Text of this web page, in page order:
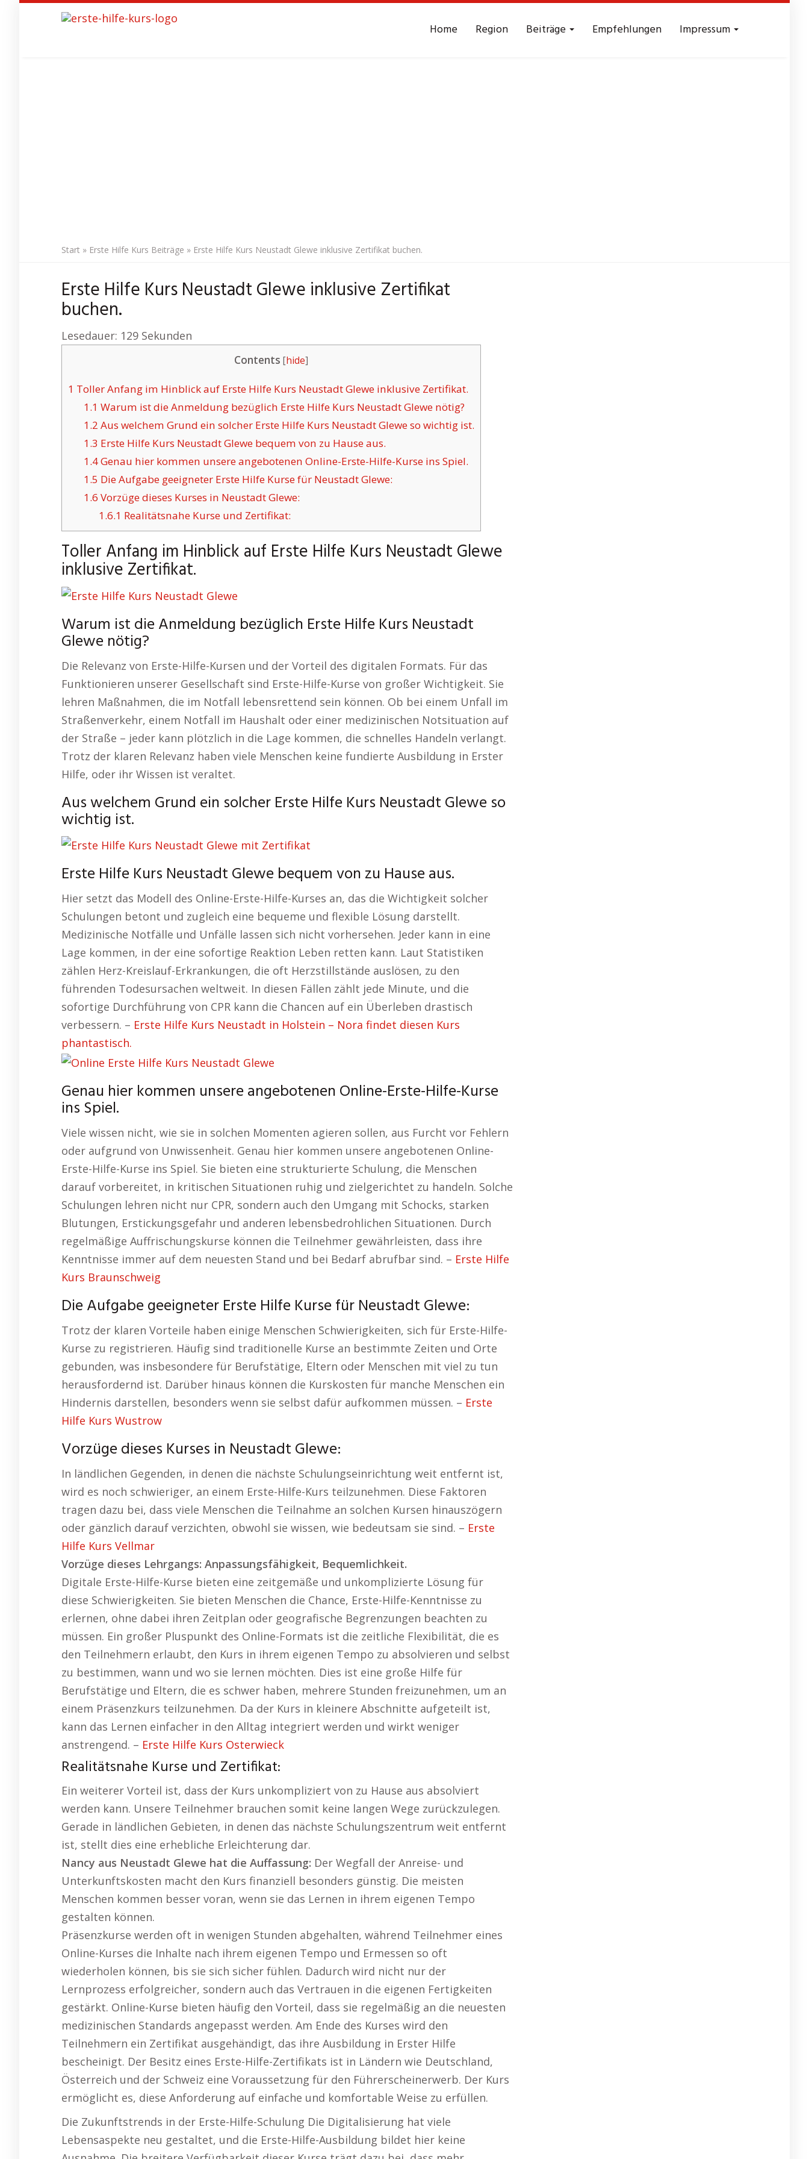
Home Region Beiträge Empfehlungen Impressum
Start » Erste Hilfe Kurs Beiträge » Erste Hilfe Kurs Neustadt Glewe inklusive Zertifikat buchen.
Erste Hilfe Kurs Neustadt Glewe inklusive Zertifikat
buchen.
Lesedauer: 129 Sekunden
Contents [hide]
1 Toller Anfang im Hinblick auf Erste Hilfe Kurs Neustadt Glewe inklusive Zertifikat.
1.1 Warum ist die Anmeldung bezüglich Erste Hilfe Kurs Neustadt Glewe nötig?
1.2 Aus welchem Grund ein solcher Erste Hilfe Kurs Neustadt Glewe so wichtig ist.
1.3 Erste Hilfe Kurs Neustadt Glewe bequem von zu Hause aus.
1.4Genau hier kommen unsere angebotenen Online-Erste-Hilfe-Kurse ins Spiel.
1.5 Die Aufgabe geeigneter Erste Hilfe Kurse für Neustadt Glewe:
1.6 Vorzüge dieses Kurses in Neustadt Glewe:
1.6.1 Realitätsnahe Kurse und Zertifikat:
Toller Anfang im Hinblick auf Erste Hilfe Kurs Neustadt Glewe
inklusive Zertifikat.
Warum ist die Anmeldung bezüglich Erste Hilfe Kurs Neustadt
Glewe nötig?
Die Relevanz von Erste-Hilfe-Kursen und der Vorteil des digitalen Formats. Für das
Funktionieren unserer Gesellschaft sind Erste-Hilfe-Kurse von großer Wichtigkeit. Sie
lehren Maßnahmen, die im Notfall lebensrettend sein können. Ob bei einem Unfall im
Straßenverkehr, einem Notfall im Haushalt oder einer medizinischen Notsituation auf
der Straße – jeder kann plötzlich in die Lage kommen, die schnelles Handeln verlangt.
Trotz der klaren Relevanz haben viele Menschen keine fundierte Ausbildung in Erster
Hilfe, oder ihr Wissen ist veraltet.
Aus welchem Grund ein solcher Erste Hilfe Kurs Neustadt Glewe so
wichtig ist.
Erste Hilfe Kurs Neustadt Glewe bequem von zu Hause aus.
Hier setzt das Modell des Online-Erste-Hilfe-Kurses an, das die Wichtigkeit solcher
Schulungen betont und zugleich eine bequeme und flexible Lösung darstellt.
Medizinische Notfälle und Unfälle lassen sich nicht vorhersehen. Jeder kann in eine
Lage kommen, in der eine sofortige Reaktion Leben retten kann. Laut Statistiken
zählen Herz-Kreislauf-Erkrankungen, die oft Herzstillstände auslösen, zu den
führenden Todesursachen weltweit. In diesen Fällen zählt jede Minute, und die
sofortige Durchführung von CPR kann die Chancen auf ein Überleben drastisch
verbessern. – Erste Hilfe Kurs Neustadt in Holstein – Nora findet diesen Kurs
phantastisch.
Genau hier kommen unsere angebotenen Online-Erste-Hilfe-Kurse
ins Spiel.
Viele wissen nicht, wie sie in solchen Momenten agieren sollen, aus Furcht vor Fehlern
oder aufgrund von Unwissenheit. Genau hier kommen unsere angebotenen Online-
Erste-Hilfe-Kurse ins Spiel. Sie bieten eine strukturierte Schulung, die Menschen
darauf vorbereitet, in kritischen Situationen ruhig und zielgerichtet zu handeln. Solche
Schulungen lehren nicht nur CPR, sondern auch den Umgang mit Schocks, starken
Blutungen, Erstickungsgefahr und anderen lebensbedrohlichen Situationen. Durch
regelmäßige Auffrischungskurse können die Teilnehmer gewährleisten, dass ihre
Kenntnisse immer auf dem neuesten Stand und bei Bedarf abrufbar sind. – Erste Hilfe
Kurs Braunschweig
Die Aufgabe geeigneter Erste Hilfe Kurse für Neustadt Glewe:
Trotz der klaren Vorteile haben einige Menschen Schwierigkeiten, sich für Erste-Hilfe-
Kurse zu registrieren. Häufig sind traditionelle Kurse an bestimmte Zeiten und Orte
gebunden, was insbesondere für Berufstätige, Eltern oder Menschen mit viel zu tun
herausfordernd ist. Darüber hinaus können die Kurskosten für manche Menschen ein
Hindernis darstellen, besonders wenn sie selbst dafür aufkommen müssen. – Erste
Hilfe Kurs Wustrow
Vorzüge dieses Kurses in Neustadt Glewe:
In ländlichen Gegenden, in denen die nächste Schulungseinrichtung weit entfernt ist,
wird es noch schwieriger, an einem Erste-Hilfe-Kurs teilzunehmen. Diese Faktoren
tragen dazu bei, dass viele Menschen die Teilnahme an solchen Kursen hinauszögern
oder gänzlich darauf verzichten, obwohl sie wissen, wie bedeutsam sie sind. – Erste
Hilfe Kurs Vellmar
Vorzüge dieses Lehrgangs: Anpassungsfähigkeit, Bequemlichkeit.
Digitale Erste-Hilfe-Kurse bieten eine zeitgemäße und unkomplizierte Lösung für
diese Schwierigkeiten. Sie bieten Menschen die Chance, Erste-Hilfe-Kenntnisse zu
erlernen, ohne dabei ihren Zeitplan oder geografische Begrenzungen beachten zu
müssen. Ein großer Pluspunkt des Online-Formats ist die zeitliche Flexibilität, die es
den Teilnehmern erlaubt, den Kurs in ihrem eigenen Tempo zu absolvieren und selbst
zu bestimmen, wann und wo sie lernen möchten. Dies ist eine große Hilfe für
Berufstätige und Eltern, die es schwer haben, mehrere Stunden freizunehmen, um an
einem Präsenzkurs teilzunehmen. Da der Kurs in kleinere Abschnitte aufgeteilt ist,
kann das Lernen einfacher in den Alltag integriert werden und wirkt weniger
anstrengend. – Erste Hilfe Kurs Osterwieck
Realitätsnahe Kurse und Zertifikat:
Ein weiterer Vorteil ist, dass der Kurs unkompliziert von zu Hause aus absolviert
werden kann. Unsere Teilnehmer brauchen somit keine langen Wege zurückzulegen.
Gerade in ländlichen Gebieten, in denen das nächste Schulungszentrum weit entfernt
ist, stellt dies eine erhebliche Erleichterung dar.
Nancy aus Neustadt Glewe hat die Auffassung: Der Wegfall der Anreise- und
Unterkunftskosten macht den Kurs finanziell besonders günstig. Die meisten
Menschen kommen besser voran, wenn sie das Lernen in ihrem eigenen Tempo
gestalten können.
Präsenzkurse werden oft in wenigen Stunden abgehalten, während Teilnehmer eines
Online-Kurses die Inhalte nach ihrem eigenen Tempo und Ermessen so oft
wiederholen können, bis sie sich sicher fühlen. Dadurch wird nicht nur der
Lernprozess erfolgreicher, sondern auch das Vertrauen in die eigenen Fertigkeiten
gestärkt. Online-Kurse bieten häufig den Vorteil, dass sie regelmäßig an die neuesten
medizinischen Standards angepasst werden. Am Ende des Kurses wird den
Teilnehmern ein Zertifikat ausgehändigt, das ihre Ausbildung in Erster Hilfe
bescheinigt. Der Besitz eines Erste-Hilfe-Zertifikats ist in Ländern wie Deutschland,
Österreich und der Schweiz eine Voraussetzung für den Führerscheinerwerb. Der Kurs
ermöglicht es, diese Anforderung auf einfache und komfortable Weise zu erfüllen.
Die Zukunftstrends in der Erste-Hilfe-Schulung Die Digitalisierung hat viele
Lebensaspekte neu gestaltet, und die Erste-Hilfe-Ausbildung bildet hier keine